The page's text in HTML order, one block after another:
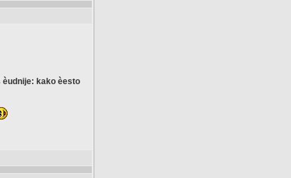
èudnije: kako èesto